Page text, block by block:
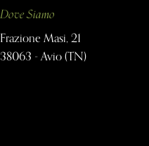
Dove Siamo
Frazione Masi, 21
38063 - Avio (TN)